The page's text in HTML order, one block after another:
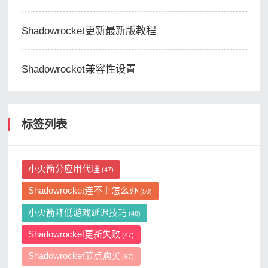
Shadowrocket更新最新版教程
Shadowrocket兼容性设置
标签列表
小火箭分应用代理 (47)
Shadowrocket连不上怎么办(50)
小火箭降低游戏延迟技巧 (48)
Shadowrocket更新失败 (47)
Shadowrocket节点购买 (67)